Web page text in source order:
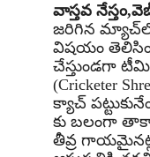
వాస్తవ
జ‌రిగిన
విష‌యం
చేస్తుండ‌గా
(Cricketer
క్యాచ్
కు బ‌లంగా
తీవ్ర